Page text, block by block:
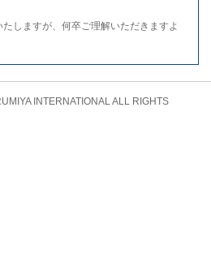
しますが、何卒ご理解いただきますよ